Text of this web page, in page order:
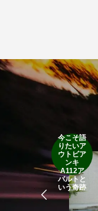
今こそ語
りたいア
ウトビア
ンキ
A112ア
バルトと
いう奇跡